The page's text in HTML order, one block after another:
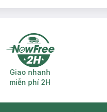
Giao nhanh miễn phí
Giao nhanh
miễn phí 2H